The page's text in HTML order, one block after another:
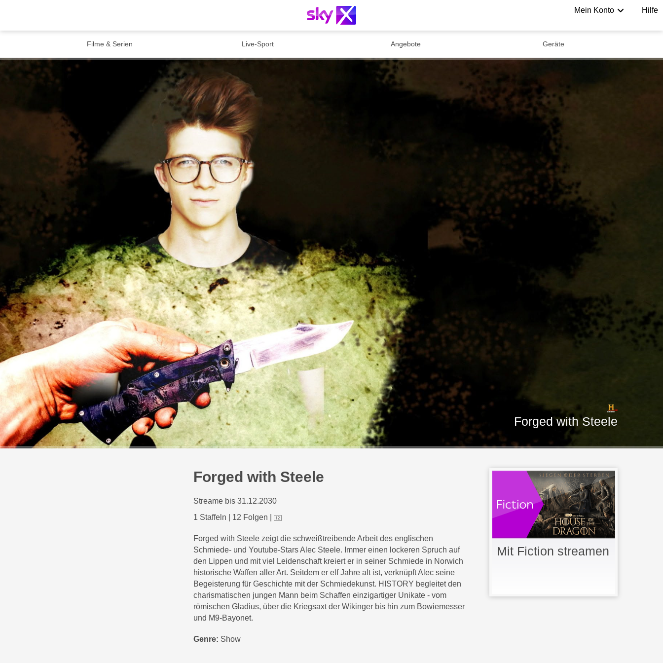
Mein Konto Hilfe
Filme & Serien Live-Sport Angebote Geräte
Forged with Steele
Forged with Steele
Streame bis 31.12.2030
1 Staffeln
12 Folgen
Forged with Steele zeigt die schweißtreibende Arbeit des englischen
Schmiede- und Youtube-Stars Alec Steele. Immer einen lockeren Spruch auf
den Lippen und mit viel Leidenschaft kreiert er in seiner Schmiede in Norwich
historische Waffen aller Art. Seitdem er elf Jahre alt ist, verknüpft Alec seine
Begeisterung für Geschichte mit der Schmiedekunst. HISTORY begleitet den
charismatischen jungen Mann beim Schaffen einzigartiger Unikate - vom
römischen Gladius, über die Kriegsaxt der Wikinger bis hin zum Bowiemesser
und M9-Bayonet.
Genre: Show
Mit Fiction streamen